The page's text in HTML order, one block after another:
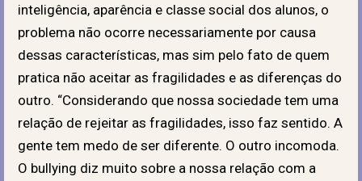
inteligência, aparência e classe social dos alunos, o
problema não ocorre necessariamente por causa
dessas características, mas sim pelo fato de quem
pratica não aceitar as fragilidades e as diferenças do
outro. “Considerando que nossa sociedade tem uma
relação de rejeitar as fragilidades, isso faz sentido. A
gente tem medo de ser diferente. O outro incomoda.
O bullying diz muito sobre a nossa relação com a